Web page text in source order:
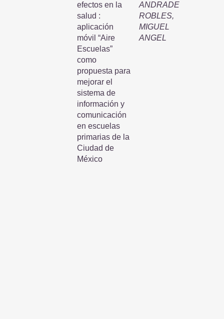
efectos en la
salud :
aplicación
móvil “Aire
Escuelas”
como
propuesta para
mejorar el
sistema de
información y
comunicación
en escuelas
primarias de la
Ciudad de
México
ANDRADE
ROBLES,
MIGUEL
ANGEL